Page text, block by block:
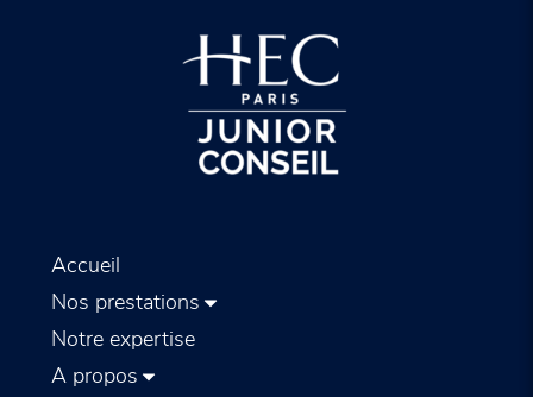
Accueil
Nos prestations
Notre expertise
A propos